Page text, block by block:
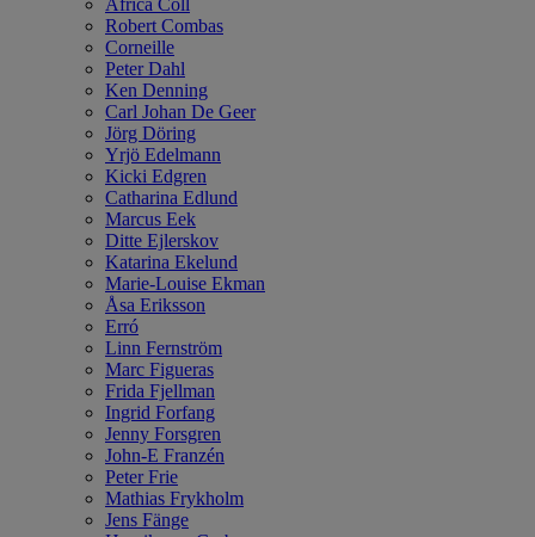
Robert Combas
Corneille
Peter Dahl
Ken Denning
Carl Johan De Geer
Jörg Döring
Yrjö Edelmann
Kicki Edgren
Catharina Edlund
Marcus Eek
Ditte Ejlerskov
Katarina Ekelund
Marie-Louise Ekman
Åsa Eriksson
Erró
Linn Fernström
Marc Figueras
Frida Fjellman
Ingrid Forfang
Jenny Forsgren
John-E Franzén
Peter Frie
Mathias Frykholm
Jens Fänge